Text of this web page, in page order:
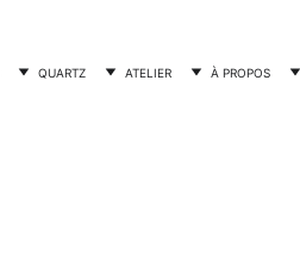
QUARTZ ATELIER À PROPOS